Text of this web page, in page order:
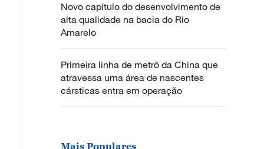
Novo capítulo do desenvolvimento de
alta qualidade na bacia do Rio
Amarelo
Primeira linha de metrô da China que
atravessa uma área de nascentes
cársticas entra em operação
Mais Populares